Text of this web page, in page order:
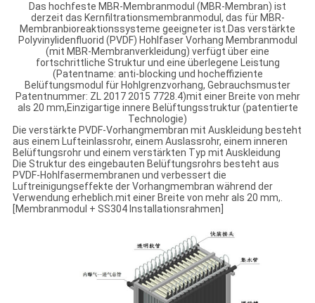
Das hochfeste MBR-Membranmodul (MBR-Membran) ist
derzeit das Kernfiltrationsmembranmodul, das für MBR-
Membranbioreaktionssysteme geeigneter ist.Das verstärkte
Polyvinylidenfluorid (PVDF) Hohlfaser Vorhang Membranmodul
(mit MBR-Membranverkleidung) verfügt über eine
fortschrittliche Struktur und eine überlegene Leistung
(Patentname: anti-blocking und hocheffiziente
Belüftungsmodul für Hohlgrenzvorhang, Gebrauchsmuster
Patentnummer: ZL 2017 2015 7728.4)mit einer Breite von mehr
als 20 mm,Einzigartige innere Belüftungsstruktur (patentierte
Technologie)
Die verstärkte PVDF-Vorhangmembran mit Auskleidung besteht
aus einem Lufteinlassrohr, einem Auslassrohr, einem inneren
Belüftungsrohr und einem verstärkten Typ mit Auskleidung
Die Struktur des eingebauten Belüftungsrohrs besteht aus
PVDF-Hohlfasermembranen und verbessert die
Luftreinigungseffekte der Vorhangmembran während der
Verwendung erheblich.mit einer Breite von mehr als 20 mm,.
[Membranmodul + SS304 Installationsrahmen]